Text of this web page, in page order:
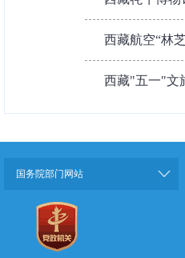
西藏航空“林
西藏"五一"文
国务院部门网站